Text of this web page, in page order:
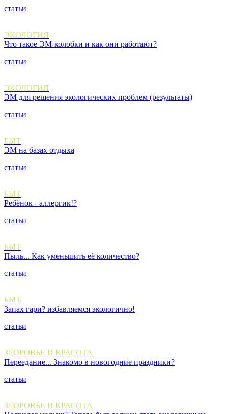
статьи
ЭКОЛОГИЯ
Что такое ЭМ-колобки и как они работают?
статьи
ЭКОЛОГИЯ
ЭМ для решения экологических проблем (результаты)
статьи
БЫТ
ЭМ на базах отдыха
статьи
БЫТ
Ребёнок - аллергик!?
статьи
БЫТ
Пыль... Как уменьшить её количество?
статьи
БЫТ
Запах гари? избавляемся экологично!
статьи
ЗДОРОВЬЕ И КРАСОТА
Переедание... Знакомо в новогодние праздники?
статьи
ЗДОРОВЬЕ И КРАСОТА